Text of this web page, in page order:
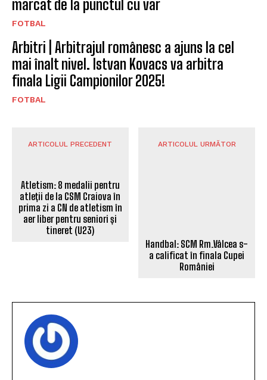
marcat de la punctul cu var
FOTBAL
Arbitri | Arbitrajul românesc a ajuns la cel
mai înalt nivel. Istvan Kovacs va arbitra
finala Ligii Campionilor 2025!
FOTBAL
ARTICOLUL PRECEDENT
Atletism: 8 medalii pentru
ARTICOLUL URMĂTOR